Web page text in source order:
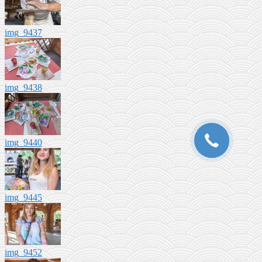
img_9437
img_9438
img_9440
img_9445
img_9452